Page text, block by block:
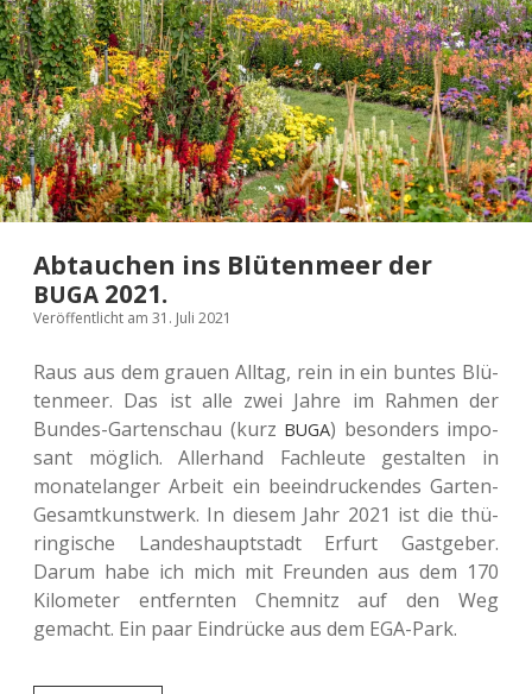
Abtauchen ins Blütenmeer der
BUGA 2021.
Veröffentlicht am 31. Juli 2021
Raus aus dem grauen Alltag, rein in ein buntes Blü­
ten­meer. Das ist alle zwei Jahre im Rahmen der
Bundes-Gar­ten­schau (kurz BUGA) beson­ders impo­
sant mög­lich. Aller­hand Fach­leu­te gestal­ten in
mona­te­lan­ger Arbeit ein beein­dru­cken­des Garten-
Gesamt­kunst­werk. In diesem Jahr 2021 ist die thü­
rin­gi­sche Lan­des­haupt­stadt Erfurt Gast­ge­ber.
Darum habe ich mich mit Freun­den aus dem 170
Kilo­me­ter ent­fern­ten Chem­nitz auf den Weg
gemacht. Ein paar Ein­drü­cke aus dem EGA-Park.